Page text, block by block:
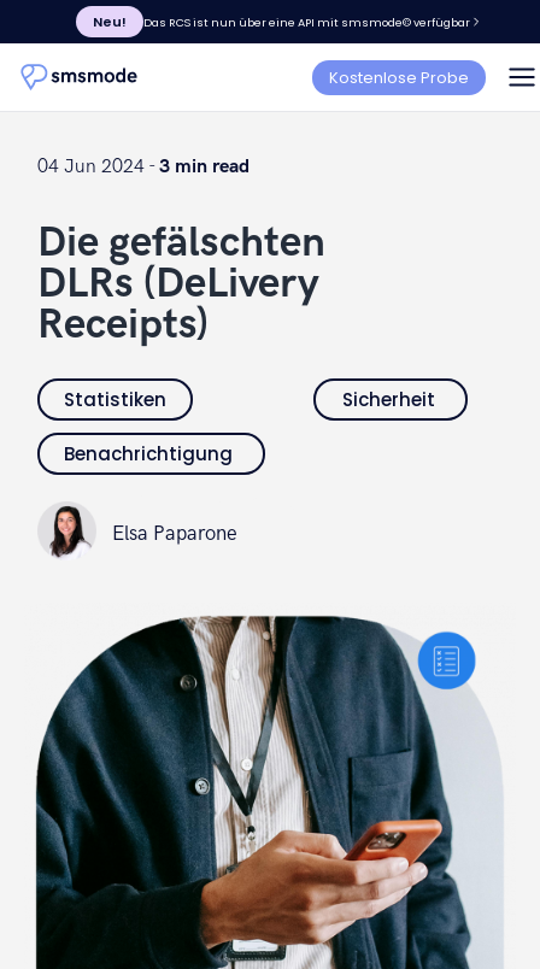
Neu! Das RCS ist nun über eine API mit smsmode© verfügbar
Kostenlose Probe
04 Jun 2024 -3 min read
Die gefälschten
DLRs (DeLivery
Receipts)
Statistiken Sicherheit
Benachrichtigung
Elsa Paparone